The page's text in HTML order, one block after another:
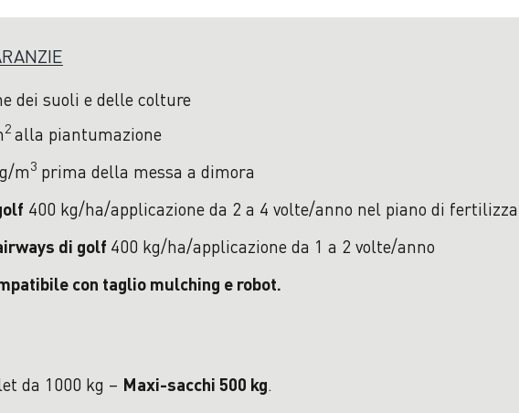
dei suoli e delle colture
2 alla piantumazione
m3 prima della messa a dimora
400 kg/ha/applicazione da 2 a 4 volte/anno nel piano di
di golf 400 kg/ha/applicazione da 1 a 2 volte/anno
con taglio mulching e robot.
da 1000 kg – Maxi-sacchi 500 kg